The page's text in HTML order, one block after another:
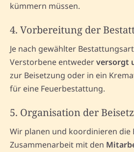
kümmern müssen.
4. Vorbereitung der
Je nach gewählter
Verstorbene entwederversorgt
zur Beisetzung oder in ein
für eine Feuerbestattung.
5. Organisation der
Wir planen und koordinieren die
Zusammenarbeit mit den